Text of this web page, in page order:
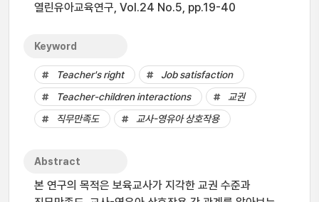
열린유아교육연구, Vol.24 No.5, pp.19-40
Keyword
Teacher's right
Job satisfaction
Teacher-children interactions
교권
직무만족도
교사-영유아 상호작용
Abstract
본 연구의 목적은 보육교사가 지각한 교권 수준과